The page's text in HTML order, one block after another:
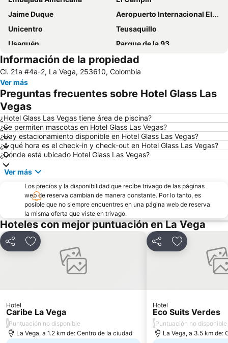
Jaime Duque
Aeropuerto Internacional El Dorado
Unicentro
Teusaquillo
Usaquén
Parque de la 93
Centro Comercial Gran Estación
Centro Comercial Andino
Zona T
Catedral de Sal
Universidad Nacional de Colombia
Parque Simón Bolivar
Avenida Caracas
Parque de Usaquén
Plaza de las Américas
Centro Comercial Bulevar Niza
Coliseo Cubierto El Campín
Centro Comercial Hacienda Santa Bárbara
Zona Rosa
Mundo Aventura
Parque RecreoDeportivo El Salitre
Avenida Pepe Sierra
Teatro Nacional La Castellana
Parque el virrey
La Carrera 15
Monumento a Los Héroes
Maloka
Botanical Garden José Celestino Mutis
Museo Nacional de Colombia
Festival Estéreo Picnic
Mercado de Las Pulgas en Usaquén
Parque Forestal del Neusa
Complejo Acuático Simón Bolívar
Archivo General de la Nación
Multi Parque Creativo
Información de la propiedad
Cl. 21a #4a-2, La Vega, 253610, Colombia
Ver más
Preguntas frecuentes sobre Hotel Glass Las
Vegas
¿Hotel Glass Las Vegas tiene área de piscina?
¿Se permiten mascotas en Hotel Glass Las Vegas?
¿Hay estacionamiento disponible en Hotel Glass Las Vegas?
¿A qué hora es el check-in y check-out en Hotel Glass Las Vegas?
¿Dónde está ubicado Hotel Glass Las Vegas?
Ver más
Los precios y la disponibilidad que recibe trivago de las páginas
web de reserva cambian de manera constante. Por lo tanto, es
posible que no siempre encuentres en una página web de reserva
la misma oferta que viste en trivago.
Hoteles con mejor puntuación en La Vega
CompartirAgregar a favoritos
Hotel
Caribe La Vega
/Puntuación no disponible
La Vega, a 1.2 km de: Centro de la ciudad
CompartirAgregar a
Hotel
Eco Suits Verdes
/Puntuación no disponible
La Vega, a 3.5 km de: